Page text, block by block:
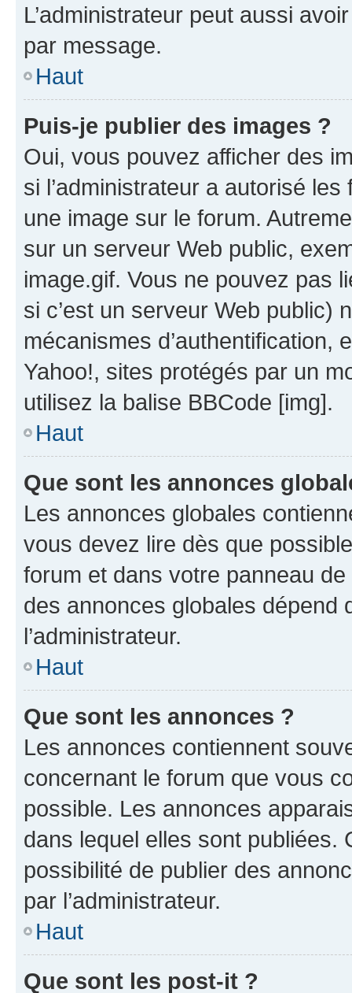
L’administrateur peut aussi
par message.
Haut
Puis-je publier des images ?
Oui, vous pouvez afficher des
si l’administrateur a autorisé
une image sur le forum.
sur un serveur Web public,
image.gif. Vous ne pouvez pas
si c’est un serveur Web public)
mécanismes d’authentification,
Yahoo!, sites protégés par un
utilisez la balise BBCode [img].
Haut
Que sont les annonces
Les annonces globales
vous devez lire dès que
forum et dans votre panneau
des annonces globales dépend
l’administrateur.
Haut
Que sont les annonces ?
Les annonces contiennent
concernant le forum que vous
possible. Les annonces
dans lequel elles sont publiées.
possibilité de publier des
par l’administrateur.
Haut
Que sont les post-it ?